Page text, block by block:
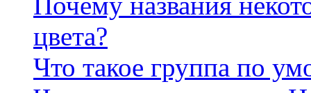
цвета?
Что такое группа по